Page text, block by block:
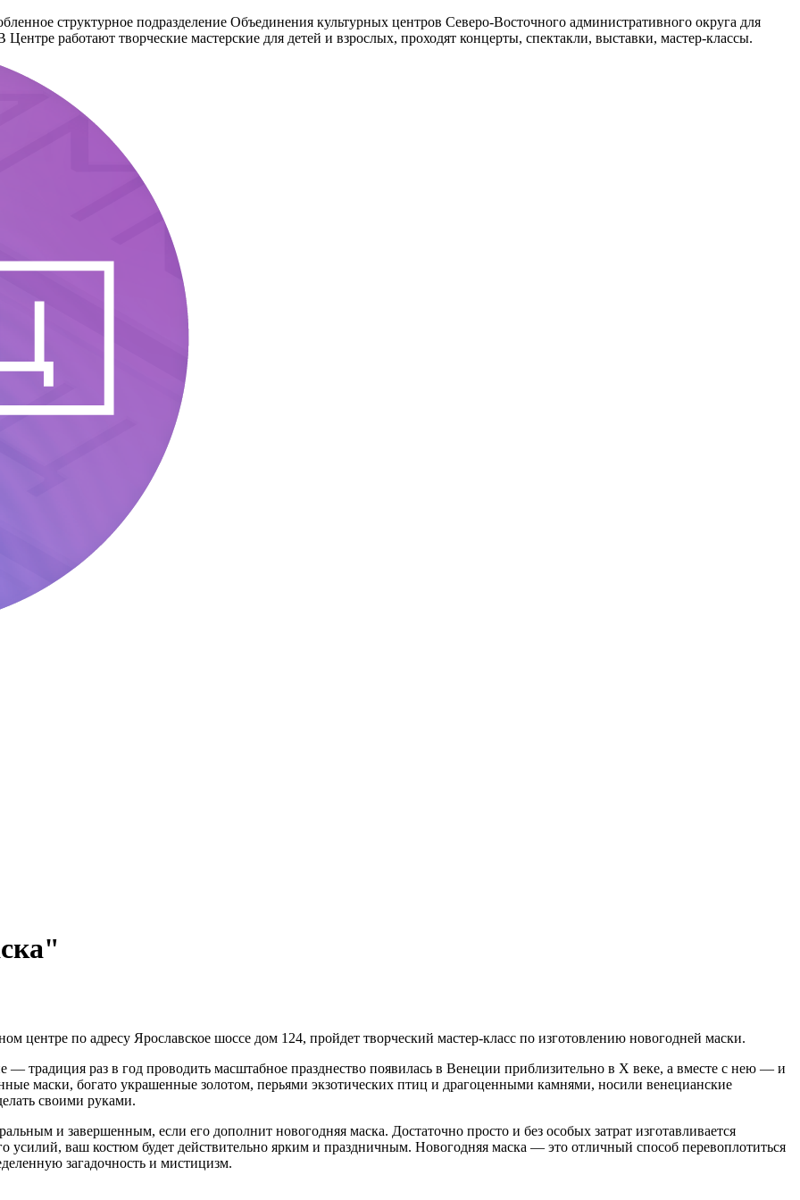
структурное подразделение Объединения культурных центров Северо-Восточного административного округа для
работают творческие мастерские для детей и взрослых, проходят концерты, спектакли, выставки, мастер-классы.
центре по адресу Ярославское шоссе дом 124, пройдет творческий мастер-класс по изготовлению новогодней маски.
— традиция раз в год проводить масштабное празднество появилась в Венеции приблизительно в X веке, а вместе с нею — и
маски, богато украшенные золотом, перьями экзотических птиц и драгоценными камнями, носили венецианские
своими руками.
и завершенным, если его дополнит новогодняя маска. Достаточно просто и без особых затрат изготавливается
ваш костюм будет действительно ярким и праздничным. Новогодняя маска — это отличный способ перевоплотиться
загадочность и мистицизм.